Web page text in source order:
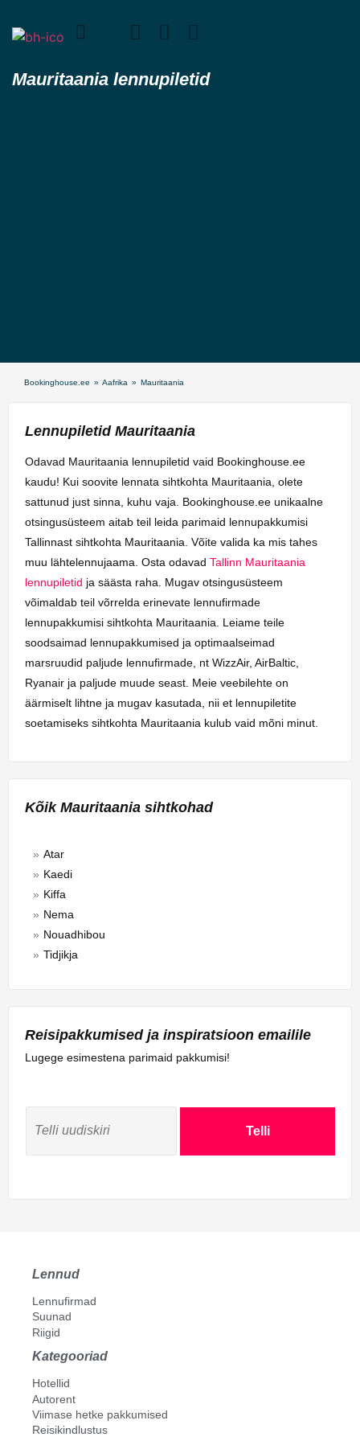
Mauritaania lennupiletid
Bookinghouse.ee » Aafrika » Mauritaania
Lennupiletid Mauritaania
Odavad Mauritaania lennupiletid vaid Bookinghouse.ee
kaudu! Kui soovite lennata sihtkohta Mauritaania, olete
sattunud just sinna, kuhu vaja. Bookinghouse.ee unikaalne
otsingusüsteem aitab teil leida parimaid lennupakkumisi
Tallinnast sihtkohta Mauritaania. Võite valida ka mis tahes
muu lähtelennujaama. Osta odavad Tallinn Mauritaania
lennupiletid ja säästa raha. Mugav otsingusüsteem
võimaldab teil võrrelda erinevate lennufirmade
lennupakkumisi sihtkohta Mauritaania. Leiame teile
soodsaimad lennupakkumised ja optimaalseimad
marsruudid paljude lennufirmade, nt WizzAir, AirBaltic,
Ryanair ja paljude muude seast. Meie veebilehte on
äärmiselt lihtne ja mugav kasutada, nii et lennupiletite
soetamiseks sihtkohta Mauritaania kulub vaid mõni minut.
Kõik Mauritaania sihtkohad
Atar
Kaedi
Kiffa
Nema
Nouadhibou
Tidjikja
Reisipakkumised ja inspiratsioon emailile
Lugege esimestena parimaid pakkumisi!
Telli
Lennud
Lennufirmad
Suunad
Riigid
Kategooriad
Hotellid
Autorent
Viimase hetke pakkumised
Reisikindlustus